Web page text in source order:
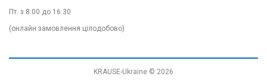
Пт. з 8:00 до 16:30
(онлайн замовлення цілодобово)
KRAUSE-Ukraine © 2026